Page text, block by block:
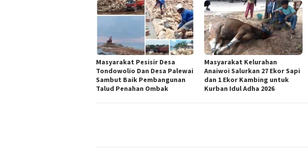
Masyarakat Pesisir Desa
Tondowolio Dan Desa Palewai
Sambut Baik Pembangunan
Talud Penahan Ombak
Masyarakat Kelurahan
Anaiwoi Salurkan 27 Ekor Sapi
dan 1 Ekor Kambing untuk
Kurban Idul Adha 2026